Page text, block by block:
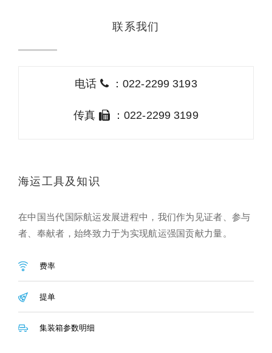
联系我们
电话 ：022-2299 3193
传真 ：022-2299 3199
海运工具及知识
在中国当代国际航运发展进程中，我们作为见证者、参与
者、奉献者，始终致力于为实现航运强国贡献力量。
费率
提单
集装箱参数明细